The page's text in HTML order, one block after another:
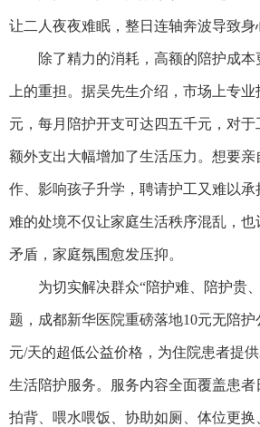
让二人夜夜难眠，整日连轴奔波导致身
除了精力的消耗，高额的陪护成本
上的重担。据吴先生介绍，市场上专
元，每月陪护开支可达四五千元，对
额外支出大幅增加了生活压力。想要亲
作、影响孩子升学，聘请护工又难以
难的处境不仅让家庭生活秩序混乱，
矛盾，家庭氛围愈发压抑。
为切实解决群众“陪护难、陪护贵、
题，成都新华医院重磅落地10元无陪护
元/天的超低公益价格，为住院患者提
生活陪护服务。服务内容全面覆盖患
拍背、喂水喂饭、协助如厕、体位更